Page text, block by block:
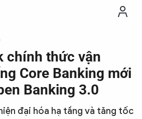
DÂN
chính thức vận
Core Banking mới
Banking 3.0
đại hóa hạ tầng và tăng tốc